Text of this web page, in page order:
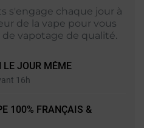
s'engage chaque jour à
de la vape pour vous
vapotage de qualité.
LE JOUR MÊME
16h
100% FRANÇAIS &